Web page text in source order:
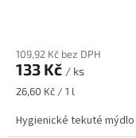
109,92 Kč bez DPH
133 Kč / ks
Měrná
26,60 Kč / 1 l
Hygienické tekuté